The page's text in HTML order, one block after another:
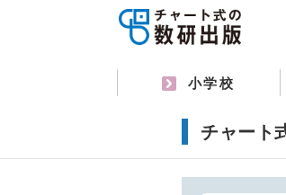
小学校
チャー